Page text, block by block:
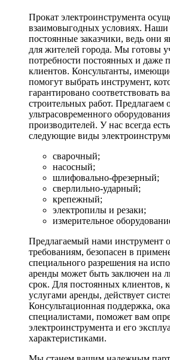
Прокат электроинструмента
взаимовыгодных условиях.
постоянные заказчики, ведь они
для жителей города. Мы готовы
потребности постоянных и даже
клиентов. Консультанты,
помогут выбрать инструмент,
гарантировано соответствовать
строительных работ. Предлагаем
ультрасовременного
производителей. У нас всегда
следующие виды
сварочный;
насосный;
шлифовально-фрезерный;
сверлильно-ударный;
крепежный;
электропилы и резаки;
измерительное
Предлагаемый нами инструмент
требованиям, безопасен в
специального разрешения на
аренды может быть заключен на
срок. Для постоянных клиентов,
услугами аренды, действует
Консультационная поддержка,
специалистами, поможет вам
электроинструмента и его
характеристиками.